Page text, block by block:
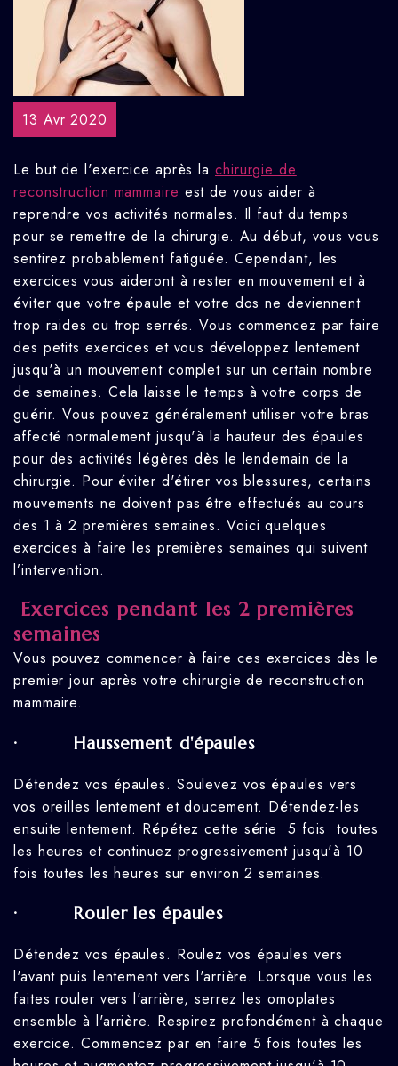
13 Avr 2020
Le but de l'exercice après la chirurgie de
reconstruction mammaire est de vous aider à
reprendre vos activités normales. Il faut du temps
pour se remettre de la chirurgie. Au début, vous vous
sentirez probablement fatiguée. Cependant, les
exercices vous aideront à rester en mouvement et à
éviter que votre épaule et votre dos ne deviennent
trop raides ou trop serrés. Vous commencez par faire
des petits exercices et vous développez lentement
jusqu'à un mouvement complet sur un certain nombre
de semaines. Cela laisse le temps à votre corps de
guérir. Vous pouvez généralement utiliser votre bras
affecté normalement jusqu'à la hauteur des épaules
pour des activités légères dès le lendemain de la
chirurgie. Pour éviter d'étirer vos blessures, certains
mouvements ne doivent pas être effectués au cours
des 1 à 2 premières semaines. Voici quelques
exercices à faire les premières semaines qui suivent
l’intervention.
Exercices pendant les 2 premières
semaines
Vous pouvez commencer à faire ces exercices dès le
premier jour après votre chirurgie de reconstruction
mammaire.
· Haussement d'épaules
Détendez vos épaules. Soulevez vos épaules vers
vos oreilles lentement et doucement. Détendez-les
ensuite lentement. Répétez cette série 5 fois toutes
les heures et continuez progressivement jusqu'à 10
fois toutes les heures sur environ 2 semaines.
· Rouler les épaules
Détendez vos épaules. Roulez vos épaules vers
l'avant puis lentement vers l'arrière. Lorsque vous les
faites rouler vers l'arrière, serrez les omoplates
ensemble à l'arrière. Respirez profondément à chaque
exercice. Commencez par en faire 5 fois toutes les